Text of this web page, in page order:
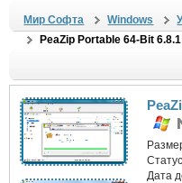
Мир Софта Windows
PeaZip Portable 64-Bit 6.8.1
Дата